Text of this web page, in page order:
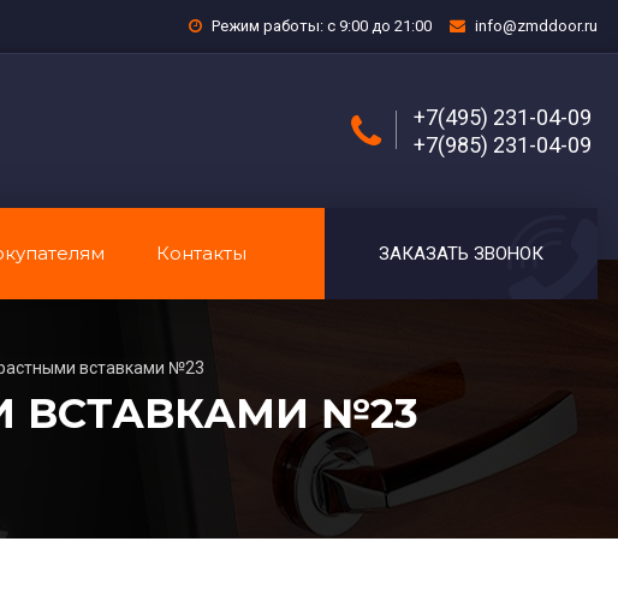
Режим работы: с 9:00 до 21:00 info@zmddoor.ru
+7(495) 231-04-09
+7(985) 231-04-09
Контакты ЗАКАЗАТЬ ЗВОНОК
вставками №23
ВСТАВКАМИ №23